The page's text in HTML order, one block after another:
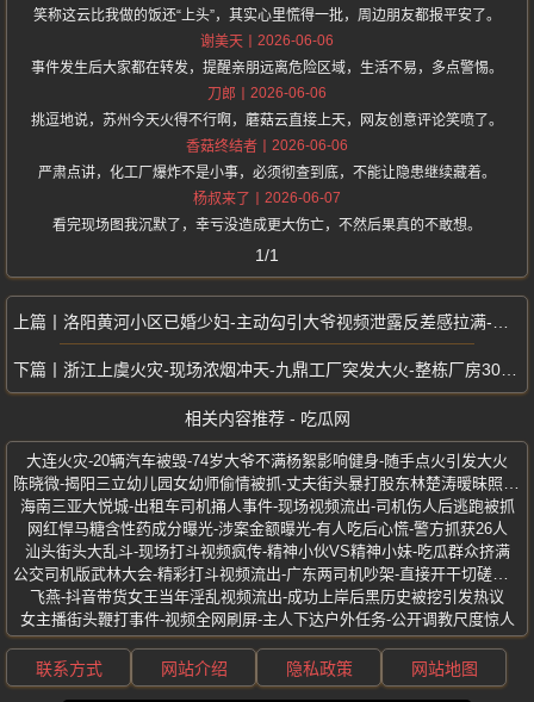
笑称这云比我做的饭还“上头”，其实心里慌得一批，周边朋友都报平安了。
谢美天
2026-06-06
事件发生后大家都在转发，提醒亲朋远离危险区域，生活不易，多点警惕。
刀郎
2026-06-06
挑逗地说，苏州今天火得不行啊，蘑菇云直接上天，网友创意评论笑喷了。
香菇终结者
2026-06-06
严肃点讲，化工厂爆炸不是小事，必须彻查到底，不能让隐患继续藏着。
杨叔来了
2026-06-07
看完现场图我沉默了，幸亏没造成更大伤亡，不然后果真的不敢想。
1/1
洛阳黄河小区已婚少妇-主动勾引大爷视频泄露反差感拉满-勾引70岁保安
浙江上虞火灾-现场浓烟冲天-九鼎工厂突发大火-整栋厂房30分钟烧成废墟
相关内容推荐 - 吃瓜网
大连火灾-20辆汽车被毁-74岁大爷不满杨絮影响健身-随手点火引发大火
海南三亚大悦城-出租车司机捅人事件-现场视频流出-司机伤人后逃跑被抓
网红悍马糖含性药成分曝光-涉案金额曝光-有人吃后心慌-警方抓获26人
汕头街头大乱斗-现场打斗视频疯传-精神小伙VS精神小妹-吃瓜群众挤满
飞燕-抖音带货女王当年淫乱视频流出-成功上岸后黑历史被挖引发热议
女主播街头鞭打事件-视频全网刷屏-主人下达户外任务-公开调教尺度惊人
联系方式 网站介绍 隐私政策 网站地图